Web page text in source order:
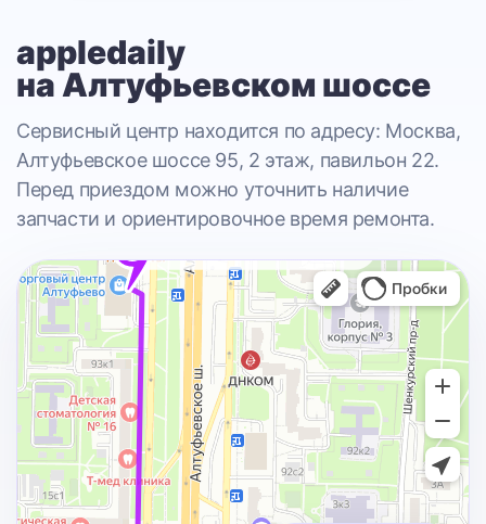
appledaily
на Алтуфьевском шоссе
Сервисный центр находится по адресу: Москва,
Алтуфьевское шоссе 95, 2 этаж, павильон 22.
Перед приездом можно уточнить наличие
запчасти и ориентировочное время ремонта.